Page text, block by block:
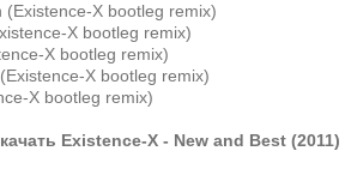
X bootleg remix)
X bootleg remix)
X bootleg remix)
X bootleg remix)
X bootleg remix)
Existence-X - New and Best (2011)